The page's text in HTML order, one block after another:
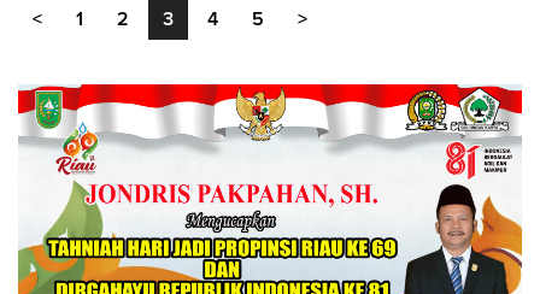
< 1 2 3 4 5 >